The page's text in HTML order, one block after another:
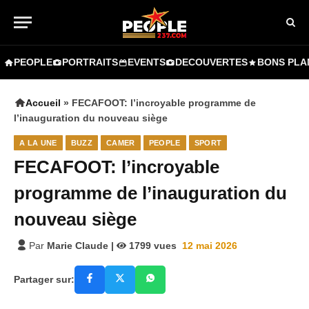
PEOPLE PORTRAITS EVENTS DECOUVERTES BONS
Accueil » FECAFOOT: l’incroyable programme de
l’inauguration du nouveau siège
A LA UNE BUZZ CAMER PEOPLE SPORT
FECAFOOT: l’incroyable
programme de l’inauguration du
nouveau siège
Par Marie Claude | 1799 vues 12 mai 2026
Partager sur: